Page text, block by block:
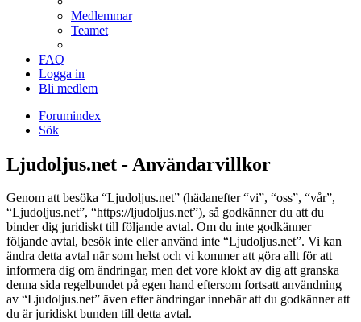
Medlemmar
Teamet
FAQ
Logga in
Bli medlem
Forumindex
Sök
Ljudoljus.net - Användarvillkor
Genom att besöka “Ljudoljus.net” (hädanefter “vi”, “oss”, “vår”,
“Ljudoljus.net”, “https://ljudoljus.net”), så godkänner du att du
binder dig juridiskt till följande avtal. Om du inte godkänner
följande avtal, besök inte eller använd inte “Ljudoljus.net”. Vi kan
ändra detta avtal när som helst och vi kommer att göra allt för att
informera dig om ändringar, men det vore klokt av dig att granska
denna sida regelbundet på egen hand eftersom fortsatt användning
av “Ljudoljus.net” även efter ändringar innebär att du godkänner att
du är juridiskt bunden till detta avtal.